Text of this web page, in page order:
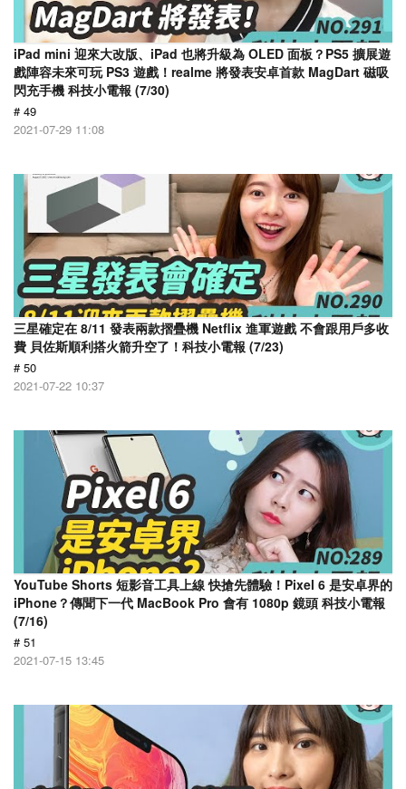
iPad mini 迎來大改版、iPad 也將升級為 OLED 面板？PS5 擴展遊
戲陣容未來可玩 PS3 遊戲！realme 將發表安卓首款 MagDart 磁吸
閃充手機 科技小電報 (7/30)
# 49
2021-07-29 11:08
三星確定在 8/11 發表兩款摺疊機 Netflix 進軍遊戲 不會跟用戶多收
費 貝佐斯順利搭火箭升空了！科技小電報 (7/23)
# 50
2021-07-22 10:37
YouTube Shorts 短影音工具上線 快搶先體驗！Pixel 6 是安卓界的
iPhone？傳聞下一代 MacBook Pro 會有 1080p 鏡頭 科技小電報
(7/16)
# 51
2021-07-15 13:45